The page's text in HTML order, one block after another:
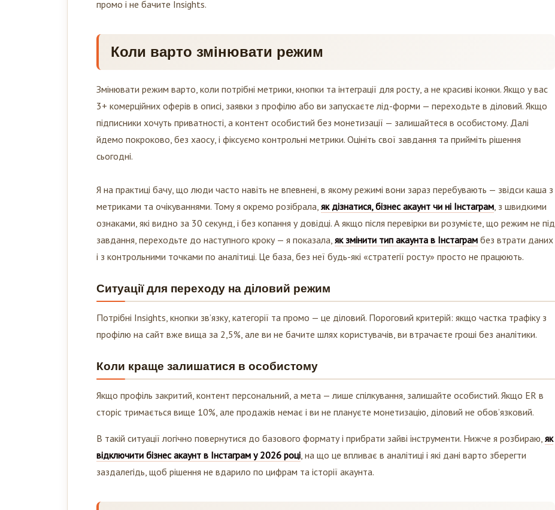
промо і не бачите Insights.
Коли варто змінювати режим
Змінювати режим варто, коли потрібні метрики, кнопки та інтеграції для росту, а не красиві іконки. Якщо у вас
3+ комерційних оферів в описі, заявки з профілю або ви запускаєте лід-форми — переходьте в діловий. Якщо
підписники хочуть приватності, а контент особистий без монетизації — залишайтеся в особистому. Далі
йдемо покроково, без хаосу, і фіксуємо контрольні метрики. Оцініть свої завдання та прийміть рішення
сьогодні.
Я на практиці бачу, що люди часто навіть не впевнені, в якому режимі вони зараз перебувають — звідси каша з
метриками та очікуваннями. Тому я окремо розібрала, як дізнатися, бізнес акаунт чи ні Інстаграм , з швидкими
ознаками, які видно за 30 секунд, і без копання у довідці. А якщо після перевірки ви розумієте, що режим не під
завдання, переходьте до наступного кроку — я показала, як змінити тип акаунта в Інстаграм без втрати даних
і з контрольними точками по аналітиці. Це база, без неї будь-які «стратегії росту» просто не працюють.
Ситуації для переходу на діловий режим
Потрібні Insights, кнопки зв’язку, категорії та промо — це діловий. Пороговий критерій: якщо частка трафіку з
профілю на сайт вже вища за 2,5%, але ви не бачите шлях користувачів, ви втрачаєте гроші без аналітики.
Коли краще залишатися в особистому
Якщо профіль закритий, контент персональний, а мета — лише спілкування, залишайте особистий. Якщо ER в
сторіс тримається вище 10%, але продажів немає і ви не плануєте монетизацію, діловий не обов’язковий.
В такій ситуації логічно повернутися до базового формату і прибрати зайві інструменти. Нижче я розбираю, як
відключити бізнес акаунт в Інстаграм у 2026 році , на що це впливає в аналітиці і які дані варто зберегти
заздалегідь, щоб рішення не вдарило по цифрам та історії акаунта.